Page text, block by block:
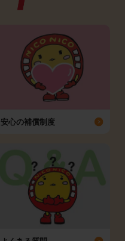
安心の補償制度